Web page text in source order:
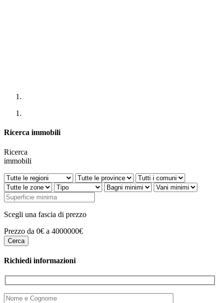
Ricerca immobili
Ricerca
immobili
Scegli una fascia di prezzo
Prezzo da 0€ a 4000000€
Richiedi informazioni